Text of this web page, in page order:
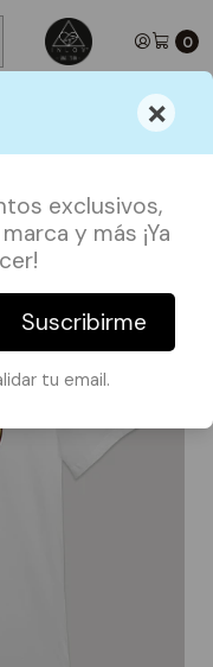
×
exclusivos,
y más ¡Ya
Suscribirme
tu email.
0
11 de Agosto
9 3/4